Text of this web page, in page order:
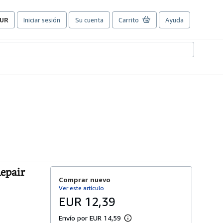
Iniciar sesión Su cuenta Carrito Ayuda
Comprar nuevo
Ver este artículo
EUR 12,39
Envío por EUR 14,59
M